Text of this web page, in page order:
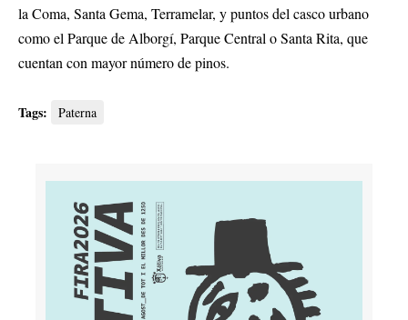
la Coma, Santa Gema, Terramelar, y puntos del casco urbano
como el Parque de Alborgí, Parque Central o Santa Rita, que
cuentan con mayor número de pinos.
Tags: Paterna